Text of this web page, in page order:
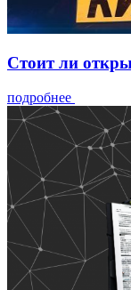
Стоит ли
подробнее